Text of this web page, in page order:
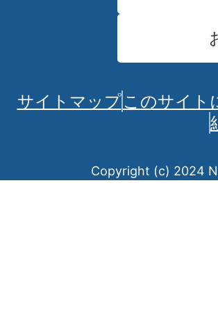
サイトマップこのサイト
Copyright (c) 2024